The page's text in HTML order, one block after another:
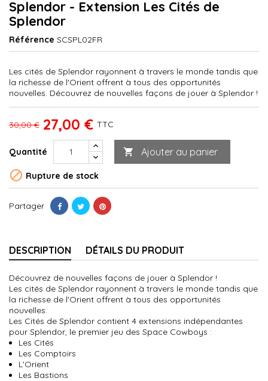
Splendor - Extension Les Cités de
Splendor
Référence SCSPL02FR
Les cités de Splendor rayonnent à travers le monde tandis que
la richesse de l'Orient offrent à tous des opportunités
nouvelles. Découvrez de nouvelles façons de jouer à Splendor !
30,00 € 27,00 € TTC
Quantité  Ajouter au panier
 Rupture de stock
Partager
DESCRIPTION DÉTAILS DU PRODUIT
Découvrez de nouvelles façons de jouer à Splendor !
Les cités de Splendor rayonnent à travers le monde tandis que
la richesse de l'Orient offrent à tous des opportunités
nouvelles.
Les Cités de Splendor contient 4 extensions indépendantes
pour Splendor, le premier jeu des Space Cowboys :
Les Cités
Les Comptoirs
L'Orient
Les Bastions